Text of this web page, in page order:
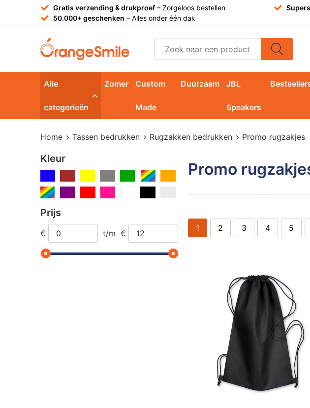
Gratis verzending & drukproef– Zorgeloos bestellen
50.000+ geschenken – Alles onder één dak
Alle
categorieën
Zomer Custom
Made
Duurzaam JBL
Speakers
Home Tassen bedrukken Rugzakken bedrukken Promo rugzakjes
Kleur
Prijs
€ t/m €
Promo
1 2 3 4 5